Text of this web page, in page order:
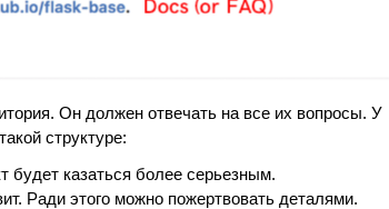
Он должен отвечать на все их вопросы. У
структуре:
будет казаться более серьезным.
Ради этого можно пожертвовать деталями.